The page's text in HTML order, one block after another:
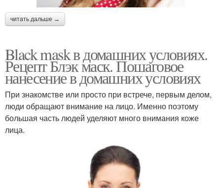
читать дальше →
Black mask в домашних условиях.
Рецепт Блэк маск. Пошаговое
нанесение в домашних условиях
При знакомстве или просто при встрече, первым делом,
люди обращают внимание на лицо. Именно поэтому
большая часть людей уделяют много внимания коже
лица.